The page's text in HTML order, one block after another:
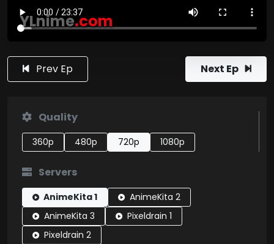
YLnime.com
Prev Ep Next Ep
Quality
360p 480p 720p 1080p
Servers
AnimeKita 1
AnimeKita 2
AnimeKita 3
Pixeldrain 1
Pixeldrain 2